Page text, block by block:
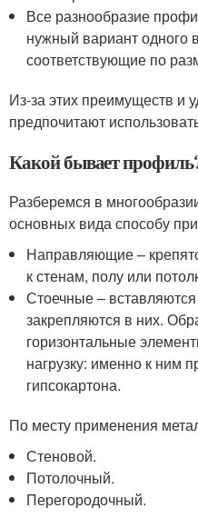
Все разнообразие
нужный вариант одного
соответствующие по
Из-за этих преимуществ и
предпочитают
Какой бывает
Разберемся в
основных вида способу
Направляющие –
к стенам, полу или
Стоечные –
закрепляются в них.
горизонтальные
нагрузку: именно к ним
гипсокартона.
По месту применения
Стеновой.
Потолочный.
Перегородочный.